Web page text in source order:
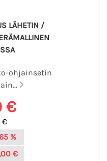
LÄHETIN /
ohjainsetin
€
€
%
€